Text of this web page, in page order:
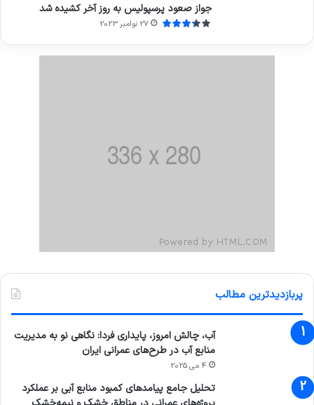
جواز صعود پرسپولیس به روز آخر کشیده شد
27 نوامبر 2023
پربازدیدترین مطالب
آب، چالش امروز، پایداری فردا: نگاهی نو به مدیریت
منابع آب در طرح‌های عمرانی ایران
4 می 2025
تحلیل جامع پیامدهای کمبود منابع آبی بر عملکرد